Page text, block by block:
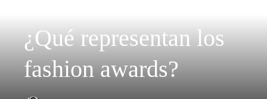
¿Qué representan los
fashion awards?